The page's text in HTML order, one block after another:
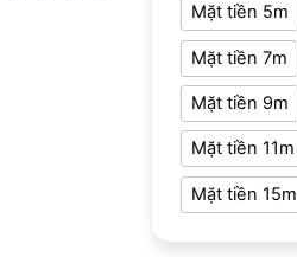
Mặt tiền 5m
Mặt tiền 7m
Mặt tiền 9m
Mặt tiền 11m
Mặt tiền 15m